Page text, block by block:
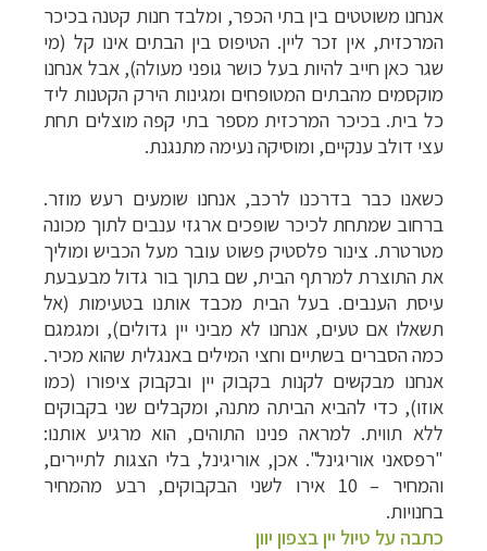
אנחנו משוטטים בין בתי הכפר, ומלבד חנות קטנה בכיכר
המרכזית, אין זכר ליין. הטיפוס בין הבתים אינו קל (מי
שגר כאן חייב להיות בעל כושר גופני מעולה), אבל אנחנו
מוקסמים מהבתים המטופחים ומגינות הירק הקטנות ליד
כל בית. בכיכר המרכזית מספר בתי קפה מוצלים תחת
עצי דולב ענקיים, ומוסיקה נעימה מתנגנת.
כשאנו כבר בדרכנו לרכב, אנחנו שומעים רעש מוזר.
ברחוב שמתחת לכיכר שופכים ארגזי ענבים לתוך מכונה
מטרטרת. צינור פלסטיק פשוט עובר מעל הכביש ומוליך
את התוצרת למרתף הבית, שם בתוך בור גדול מבעבעת
עיסת הענבים. בעל הבית מכבד אותנו בטעימות (אל
תשאלו אם טעים, אנחנו לא מביני יין גדולים), ומגמגם
כמה הסברים בשתיים וחצי המילים באנגלית שהוא מכיר.
אנחנו מבקשים לקנות בקבוק יין ובקבוק ציפורו (כמו
אוזו), כדי להביא הביתה מתנה, ומקבלים שני בקבוקים
ללא תווית. למראה פנינו התוהים, הוא מרגיע אותנו:
"רפסאני אוריגינל". אכן, אוריגינל, בלי הצגות לתיירים,
והמחיר – 10 אירו לשני הבקבוקים, רבע מהמחיר
בחנויות.
כתבה על טיול יין בצפון יוון